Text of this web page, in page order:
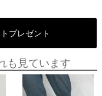
プレゼント
も見ています